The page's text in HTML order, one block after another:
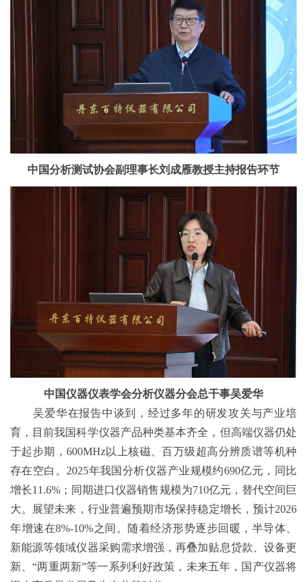
中国分析测试协会副理事长刘成雁教授主持报告环节
中国仪器仪表学会分析仪器分会总干事吴爱华
吴爱华在报告中谈到，经过多年的研发攻关与产业培
育，目前我国科学仪器产品种类基本齐全，但高端仪器仍处
于起步期，600MHz以上核磁、百万级超高分辨质谱等机种
存在空白。2025年我国分析仪器产业规模约690亿元，同比
增长11.6%；同期进口仪器销售规模为710亿元，替代空间巨
大。展望未来，行业普遍预期市场保持稳定增长，预计2026
年增速在8%-10%之间。随着经济形势逐步回暖，半导体、
新能源等领域仪器采购需求增强，再叠加贴息贷款、设备更
新、“两重两新”等一系列利好政策，未来五年，国产仪器将